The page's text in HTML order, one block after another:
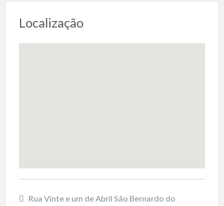
Localização
Rua Vinte e um de Abril São Bernardo do